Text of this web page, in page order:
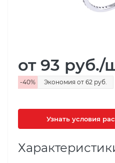
от 93 руб./
-40% Экономия от 62 руб.
Узнать условия